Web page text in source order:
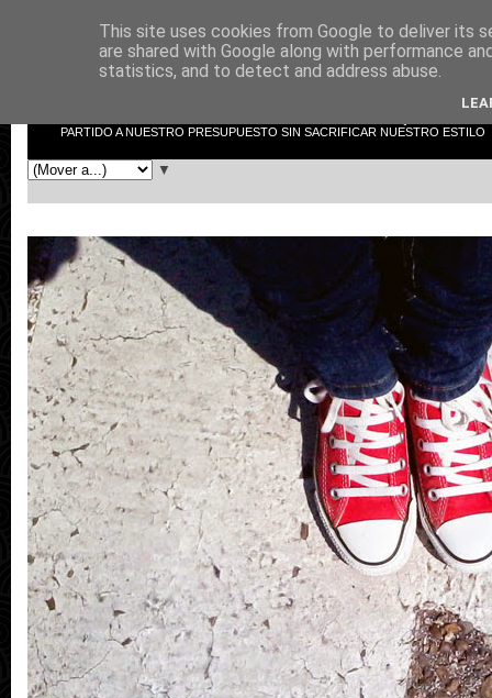
low cost shopper
PARTIDO A NUESTRO PRESUPUESTO SIN SACRIFICAR NUESTRO ESTILO
▼
This site uses cookies from Google to deliver its
are shared with Google along with performance
statistics, and to detect and address abuse.